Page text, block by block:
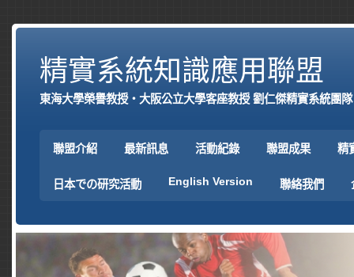
精實系統知識應用聯盟
東海大學榮譽教授‧大阪公立大學客座教授 劉仁傑精實系統團隊
聯盟介紹 最新訊息 活動紀錄 聯盟成果 精
日本での研究活動 English Version 聯絡我們